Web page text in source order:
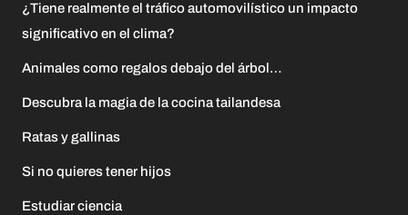
¿Tiene realmente el tráfico automovilístico un impacto
significativo en el clima?
Animales como regalos debajo del árbol…
Descubra la magia de la cocina tailandesa
Ratas y gallinas
Si no quieres tener hijos
Estudiar ciencia